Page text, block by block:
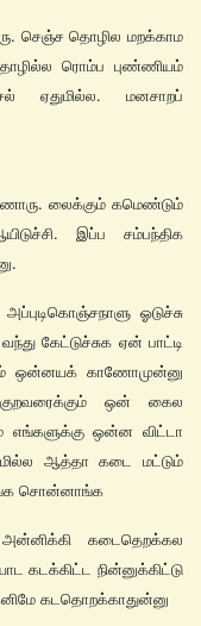
செஞ்ச தொழில மறக்காம
ரொம்ப புண்ணியம்
ஏதுமில்ல. மனசாறப்
லைக்கும் கமெண்டும்
இப்ப சம்பந்திக
ஓடுச்சு
கேட்டுச்சுக ஏன் பாட்டி
ஒன்னயக் காணோமுன்னு
ஒன் கைல
எங்களுக்கு ஒன்ன விட்டா
ஆத்தா கடை மட்டும்
சொன்னாங்க
அன்னிக்கி கடைதெறக்கல
கடக்கிட்ட நின்னுக்கிட்டு
கடதொறக்காதுன்னு